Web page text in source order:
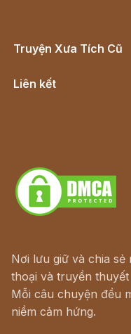
Truyện Xưa Tích Cũ
Liên kết
Nơi lưu giữ và chia
thoại và truyền
Mỗi câu chuyện đều
niềm cảm hứng.